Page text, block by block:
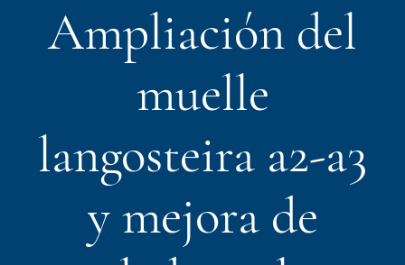
Ampliación del
muelle
langosteira a2-a3
y mejora de